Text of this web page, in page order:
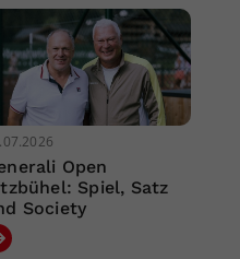
Open
Spiel, Satz
Society